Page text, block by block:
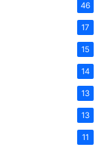
46
17
15
14
13
13
11